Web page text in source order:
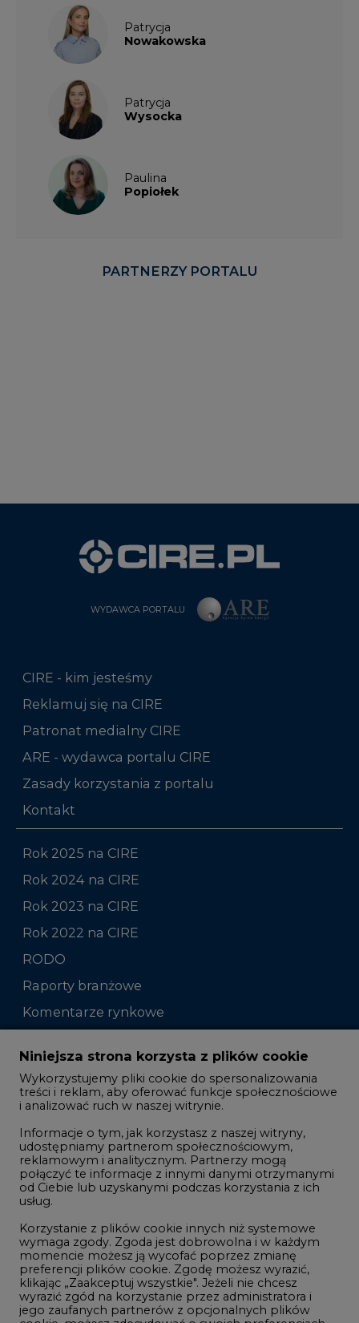
Patrycja
Nowakowska
Patrycja
Wysocka
Paulina
Popiołek
PARTNERZY PORTALU
WYDAWCA PORTALU
CIRE - kim jesteśmy
Reklamuj się na CIRE
Patronat medialny CIRE
ARE - wydawca portalu CIRE
Zasady korzystania z portalu
Kontakt
Rok 2025 na CIRE
Rok 2024 na CIRE
Rok 2023 na CIRE
Rok 2022 na CIRE
RODO
Raporty branżowe
Komentarze rynkowe
Zmiany kadrowe na rynku
Studio CIRE
Rozmowy o energetyce
Gospodarka
Geopolityka
LTE450
Innowacje i AI
Telekomunikacja i IT
Handel emisjami CO2
Wodór
Niniejsza strona korzysta z plików cookie
Wykorzystujemy pliki cookie do spersonalizowania
treści i reklam, aby oferować funkcje społecznościowe
i analizować ruch w naszej witrynie.
Informacje o tym, jak korzystasz z naszej witryny,
udostępniamy partnerom społecznościowym,
reklamowym i analitycznym. Partnerzy mogą
połączyć te informacje z innymi danymi otrzymanymi
od Ciebie lub uzyskanymi podczas korzystania z ich
usług.
Korzystanie z plików cookie innych niż systemowe
wymaga zgody. Zgoda jest dobrowolna i w każdym
momencie możesz ją wycofać poprzez zmianę
preferencji plików cookie. Zgodę możesz wyrazić,
klikając „Zaakceptuj wszystkie". Jeżeli nie chcesz
wyrazić zgód na korzystanie przez administratora i
jego zaufanych partnerów z opcjonalnych plików